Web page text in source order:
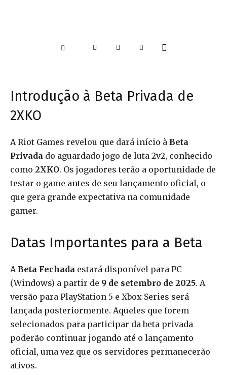
Introdução à Beta Privada de
2XKO
A Riot Games revelou que dará início à Beta
Privada do aguardado jogo de luta 2v2, conhecido
como 2XKO. Os jogadores terão a oportunidade de
testar o game antes de seu lançamento oficial, o
que gera grande expectativa na comunidade
gamer.
Datas Importantes para a Beta
ABeta Fechada estará disponível para PC
(Windows) a partir de 9 de setembro de 2025. A
versão para PlayStation 5 e Xbox Series será
lançada posteriormente. Aqueles que forem
selecionados para participar da beta privada
poderão continuar jogando até o lançamento
oficial, uma vez que os servidores permanecerão
ativos.